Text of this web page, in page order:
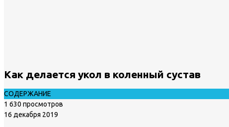
Как делается укол в коленный сустав
СОДЕРЖАНИЕ
1 630 просмотров
16 декабря 2019